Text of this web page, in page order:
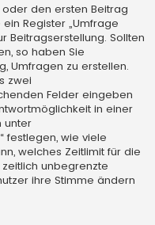
den ersten Beitrag
Register „Umfrage
Beitragserstellung. Sollten
so haben Sie
Umfragen zu erstellen.
zwei
Felder eingeben
in einer
unter
festlegen, wie viele
welches Zeitlimit für die
unbegrenzte
ihre Stimme ändern